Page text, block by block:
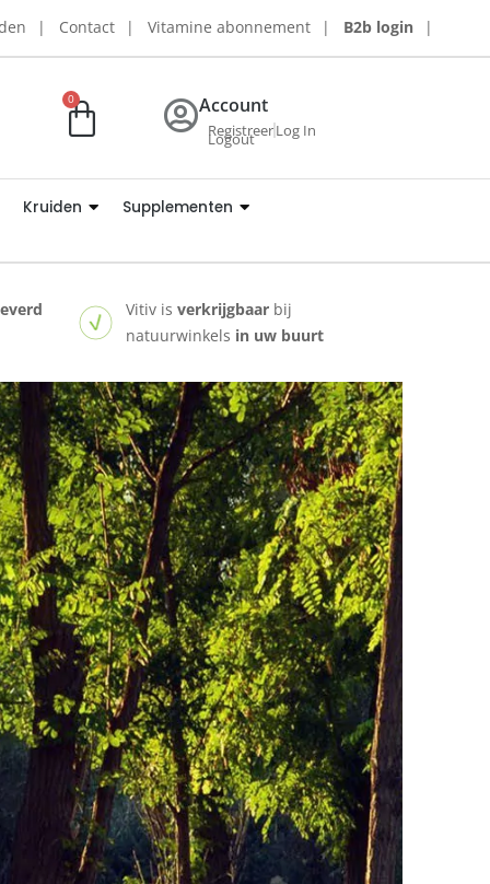
Contact Vitamine abonnement B2b login
0 Account
RegistreerLog In
Logout
Kruiden Supplementen
Vitiv isverkrijgbaar bij
natuurwinkels in uw buurt